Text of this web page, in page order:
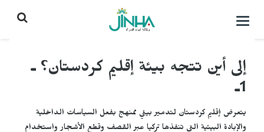
التحكم
إلى أين تتجه بيئة إقليم كردستان؟ ـ
1ـ
يتعرض إقليم كردستان لتدمير بيئي ممنهج بفعل السياسات الداخلية
والإبادة البيئية التي تنفذها تركيا عبر القصف وقطع الأشجار واستخدام